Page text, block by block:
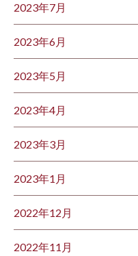
2023年7月
2023年6月
2023年5月
2023年4月
2023年3月
2023年1月
2022年12月
2022年11月